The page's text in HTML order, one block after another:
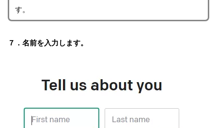
す。
７．名前を入力します。